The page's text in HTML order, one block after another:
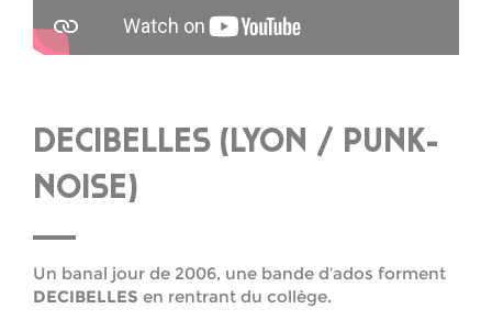
DECIBELLES (LYON / PUNK-
NOISE)
Un banal jour de 2006, une bande d’ados forment
DECIBELLES en rentrant du collège.